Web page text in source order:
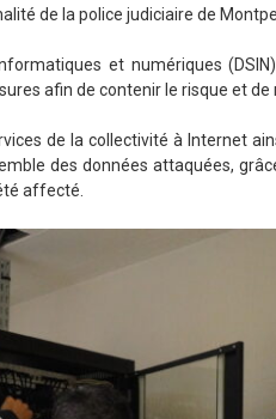
de la police judiciaire de
et numériques
afin de contenir le risque et de
de la collectivité à Internet
des données attaquées,
affecté.